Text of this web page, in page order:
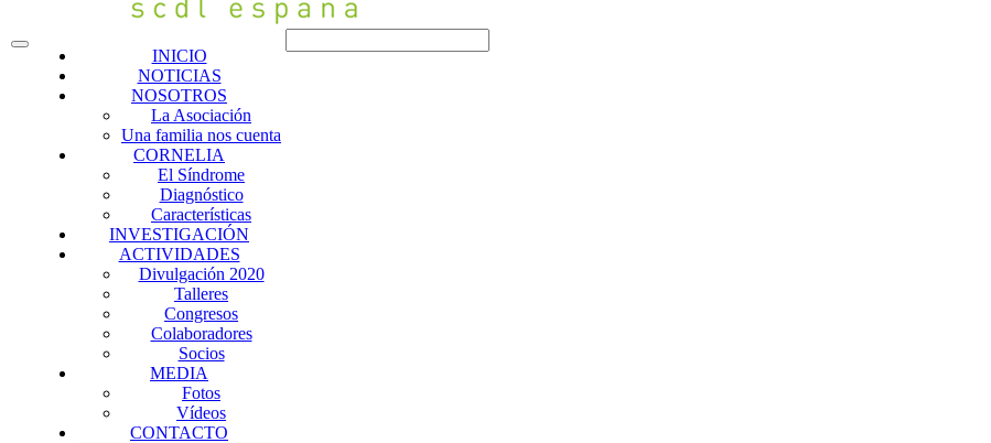
INICIO
NOTICIAS
NOSOTROS
La Asociación
Una familia nos cuenta
CORNELIA
El Síndrome
Diagnóstico
Características
INVESTIGACIÓN
ACTIVIDADES
Divulgación 2020
Talleres
Congresos
Colaboradores
Socios
MEDIA
Fotos
Vídeos
CONTACTO